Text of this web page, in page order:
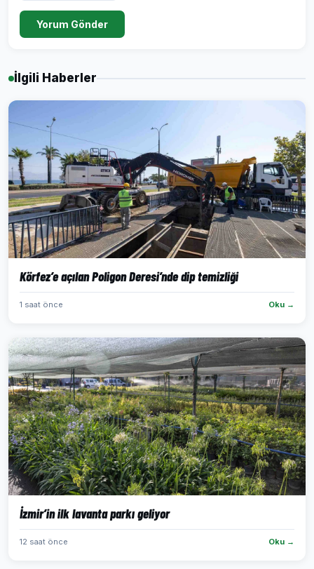
Yorum Gönder
İlgili Haberler
Körfez’e açılan Poligon Deresi’nde dip temizliği
1 saat önce Oku →
İzmir’in ilk lavanta parkı geliyor
12 saat önce Oku →